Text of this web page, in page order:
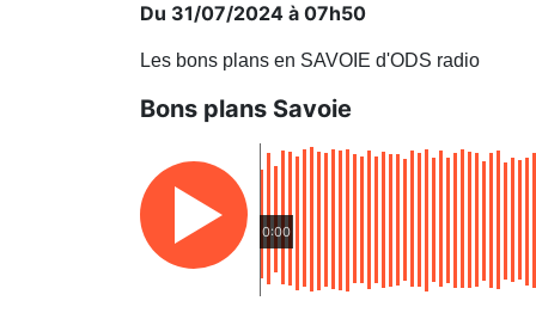
Du 31/07/2024 à 07h50
Les bons plans en SAVOIE d'ODS radio
Bons plans Savoie
0:00